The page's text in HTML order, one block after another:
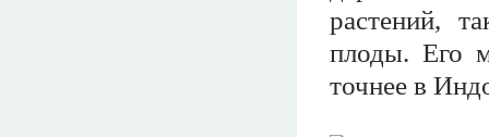
растений,
плоды. Его
точнее в